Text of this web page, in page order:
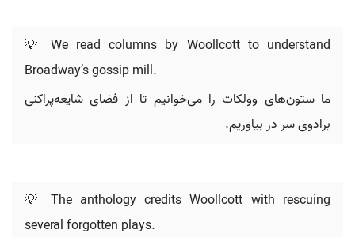
💡 We read columns by Woollcott to understand
Broadway’s gossip mill.
ما ستون‌های وولکات را می‌خوانیم تا از فضای شایعه‌پراکنی
برادوی سر در بیاوریم.
💡 The anthology credits Woollcott with rescuing
several forgotten plays.